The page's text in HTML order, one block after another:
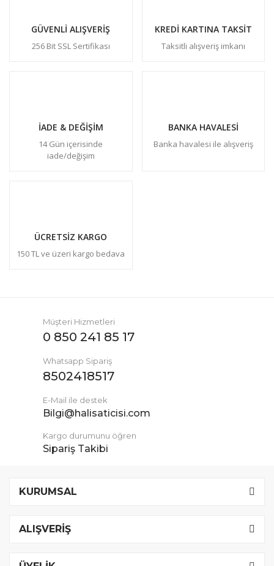
GÜVENLİ ALIŞVERİŞ
256 Bit SSL Sertifikası
KREDİ KARTINA TAKSİT
Taksitli alışveriş imkanı
İADE & DEĞİŞİM
14 Gün içerisinde
iade/değişim
BANKA HAVALESİ
Banka havalesi ile alışveriş
ÜCRETSİZ KARGO
150 TL ve üzeri kargo bedava
Müşteri Hizmetleri
0 850 241 85 17
Whatsapp Sipariş
8502418517
E-Mail ile destek
Bilgi@halisaticisi.com
Kargo durumunu öğren
Sipariş Takibi
KURUMSAL
ALIŞVERİŞ